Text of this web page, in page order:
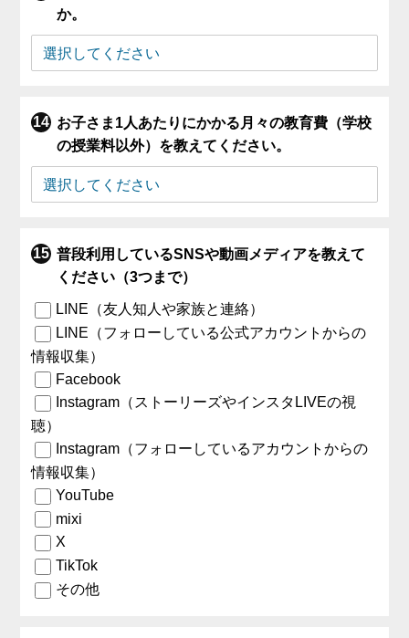
か。
お子さま1人あたりにかかる月々の教育費（学校
の授業料以外）を教えてください。
普段利用しているSNSや動画メディアを教えて
ください（3つまで）
LINE（友人知人や家族と連絡）
LINE（フォローしている公式アカウントからの
情報収集）
Facebook
Instagram（ストーリーズやインスタLIVEの視
聴）
Instagram（フォローしているアカウントからの
情報収集）
YouTube
mixi
X
TikTok
その他